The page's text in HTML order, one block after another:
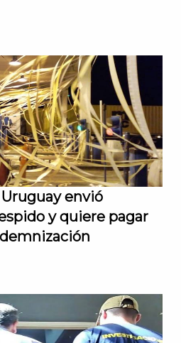
envió
y quiere pagar